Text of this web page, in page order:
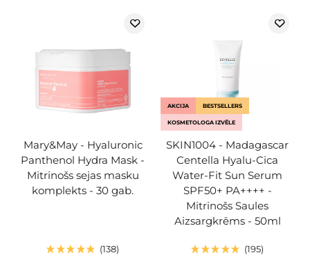
Mary&May - Hyaluronic
Panthenol Hydra Mask -
Mitrinošs sejas masku
komplekts - 30 gab.
138
AKCIJA BESTSELLERS
KOSMETOLOGA IZVĒLE
SKIN1004 - Madagascar
Centella Hyalu-Cica
Water-Fit Sun Serum
SPF50+ PA++++ -
Mitrinošs Saules
Aizsargkrēms - 50ml
195